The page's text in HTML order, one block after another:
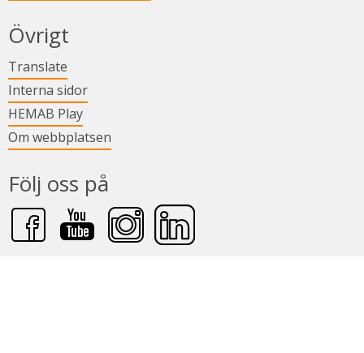
Övrigt
Translate
Interna sidorLänk till annan webbplats.
HEMAB PlayLänk till annan webbplats.
Om webbplatsen
Följ oss på